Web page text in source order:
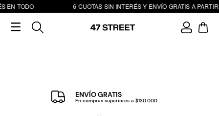
EN TODO 6 CUOTAS SIN INTERÉS Y ENVÍO GRATIS A
ENVÍO GRATIS
En compras superiores a $130.000